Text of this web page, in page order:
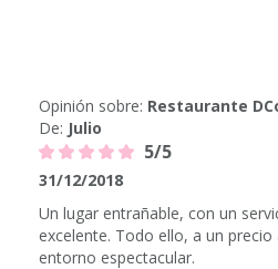
Opinión sobre: Restaurante
De: Julio
5/5
31/12/2018
Un lugar entrañable, con un
excelente. Todo ello, a un precio
entorno espectacular.